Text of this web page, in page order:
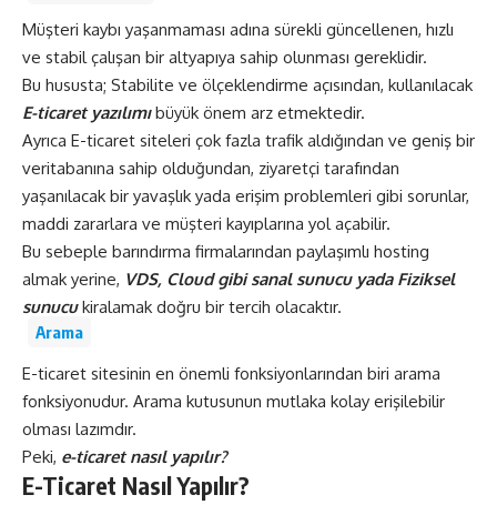
Müşteri kaybı yaşanmaması adına sürekli güncellenen, hızlı
ve stabil çalışan bir altyapıya sahip olunması gereklidir.
Bu hususta; Stabilite ve ölçeklendirme açısından, kullanılacak
E-ticaret yazılımıbüyük önem arz etmektedir.
Ayrıca E-ticaret siteleri çok fazla trafik aldığından ve geniş bir
veritabanına sahip olduğundan, ziyaretçi tarafından
yaşanılacak bir yavaşlık yada erişim problemleri gibi sorunlar,
maddi zararlara ve müşteri kayıplarına yol açabilir.
Bu sebeple barındırma firmalarından paylaşımlı hosting
almak yerine, VDS, Cloud gibi sanal sunucu yada Fiziksel
sunucukiralamak doğru bir tercih olacaktır.
Arama
E-ticaret sitesinin en önemli fonksiyonlarından biri arama
fonksiyonudur. Arama kutusunun mutlaka kolay erişilebilir
olması lazımdır.
Peki, e-ticaret nasıl yapılır?
E-Ticaret Nasıl Yapılır?